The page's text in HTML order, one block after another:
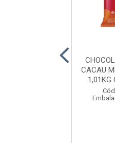
CACAU
1,01KG